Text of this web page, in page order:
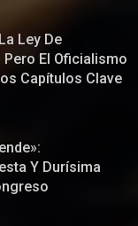
Ley De
Pero El Oficialismo
Capítulos Clave
Y Durísima